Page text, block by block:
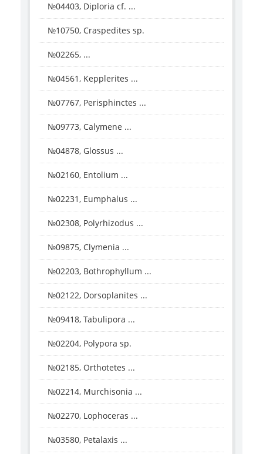
№04403, Diploria cf. ...
№10750, Craspedites sp.
№02265, ...
№04561, Kepplerites ...
№07767, Perisphinctes ...
№09773, Calymene ...
№04878, Glossus ...
№02160, Entolium ...
№02231, Eumphalus ...
№02308, Polyrhizodus ...
№09875, Clymenia ...
№02203, Bothrophyllum ...
№02122, Dorsoplanites ...
№09418, Tabulipora ...
№02204, Polypora sp.
№02185, Orthotetes ...
№02214, Murchisonia ...
№02270, Lophoceras ...
№03580, Petalaxis ...